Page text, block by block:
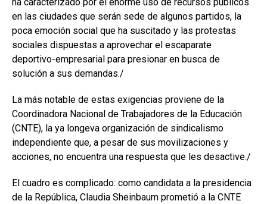
en las ciudades que serán sede de algunos partidos, la
poca emoción social que ha suscitado y las protestas
sociales dispuestas a aprovechar el escaparate
deportivo-empresarial para presionar en busca de
solución a sus demandas./
La más notable de estas exigencias proviene de la
Coordinadora Nacional de Trabajadores de la Educación
(CNTE), la ya longeva organización de sindicalismo
independiente que, a pesar de sus movilizaciones y
acciones, no encuentra una respuesta que les desactive./
El cuadro es complicado: como candidata a la presidencia
de la República, Claudia Sheinbaum prometió a la CNTE